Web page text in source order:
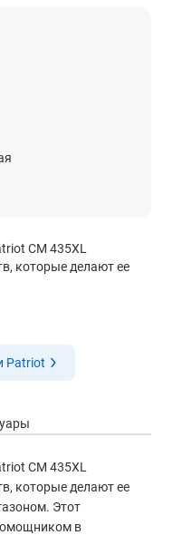
CM 435XL
которые делают ее
Patriot
CM 435XL
которые делают ее
Этот
в